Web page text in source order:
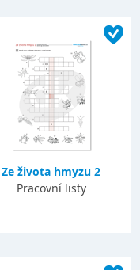
Ze života hmyzu 2
Pracovní listy